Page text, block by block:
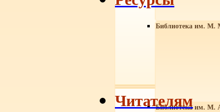
Библиотека им. М.
Библиотека им. М.
Читателям